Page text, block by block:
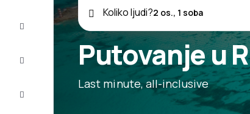
Putovanje u
Last minute, all-inclusive
Koliko ljudi?